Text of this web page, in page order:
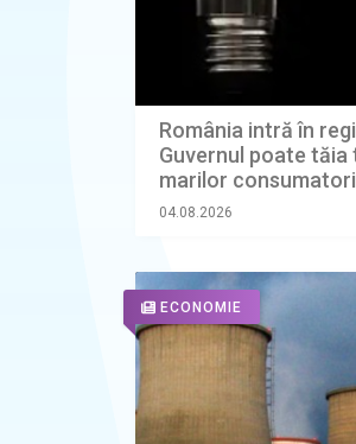
România intră în
Guvernul poate
marilor consumatori
04.08.2026
ECONOMIE